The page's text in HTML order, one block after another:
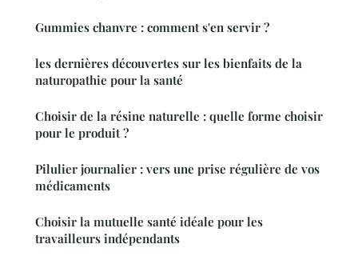
Gummies chanvre : comment s'en servir ?
les dernières découvertes sur les bienfaits de la
naturopathie pour la santé
Choisir de la résine naturelle : quelle forme choisir
pour le produit ?
Pilulier journalier : vers une prise régulière de vos
médicaments
Choisir la mutuelle santé idéale pour les
travailleurs indépendants